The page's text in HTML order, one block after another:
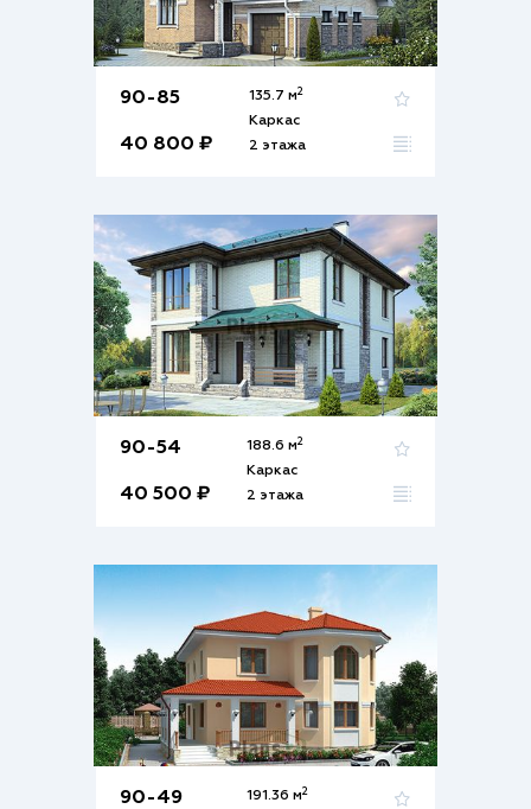
90-85
40 800 ₽
135.7 м2
Каркас
2 этажа
90-54
40 500 ₽
188.6 м2
Каркас
2 этажа
90-49 191.36 м2